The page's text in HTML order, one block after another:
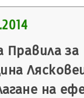
Правила
на